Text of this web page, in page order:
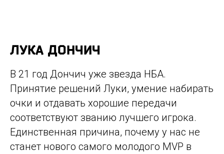
ЛУКА ДОНЧИЧ
В 21 год Дончич уже звезда НБА.
Принятие решений Луки, умение набирать
очки и отдавать хорошие передачи
соответствуют званию лучшего игрока.
Единственная причина, почему у нас не
станет нового самого молодого MVP в